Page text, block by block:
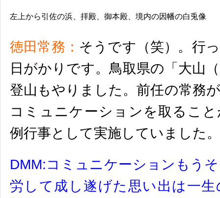
左上から引佐の浜、拝殿、御本殿、境内の因幡の白兎像
徳田常務： そうです（笑）。行
日がかりです。鳥取県の「大山
登山もやりました。前任の常務
コミュニケーションを取るこ
例行事として実施していました。
DMM:コミュニケーションもう
労して成し遂げた思い出は一